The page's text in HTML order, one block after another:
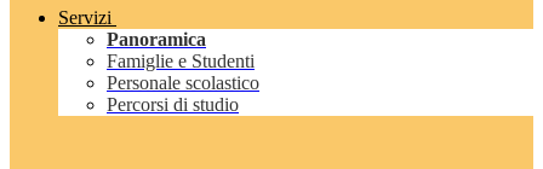
Servizi
Panoramica
Famiglie e Studenti
Personale scolastico
Percorsi di studio